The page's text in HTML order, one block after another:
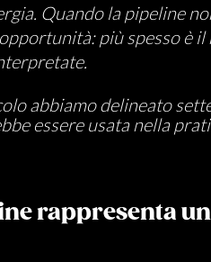
Quando la pipeline
più spesso è
abbiamo delineato
essere usata nella
rappresenta